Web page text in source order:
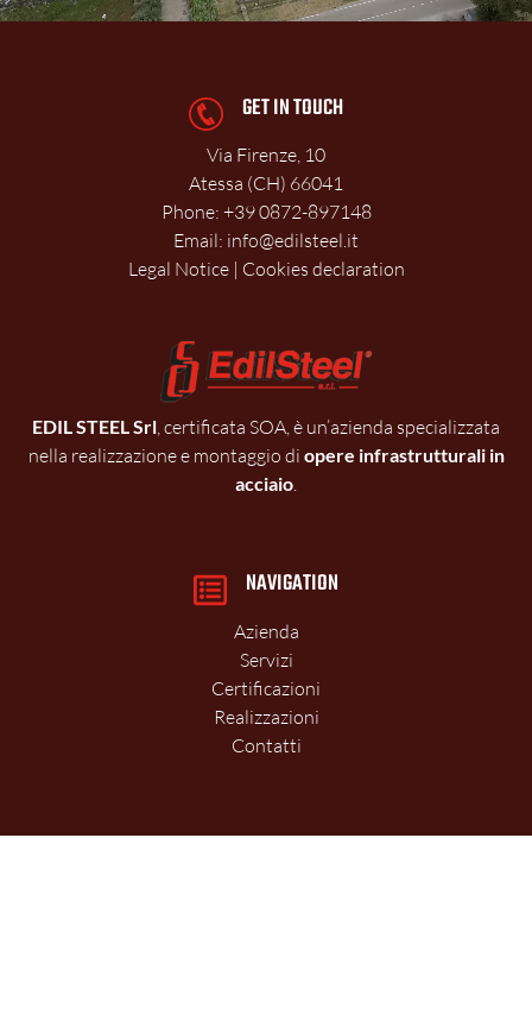
GET IN TOUCH
Via Firenze, 10
Atessa (CH) 66041
Phone: +39 0872-897148
Email: info@edilsteel.it
Legal Notice| Cookies declaration
EDIL STEEL Srl, certificata SOA, è un’azienda specializzata
nella realizzazione e montaggio di opere infrastrutturali in
acciaio.
NAVIGATION
Azienda
Servizi
Certificazioni
Realizzazioni
Contatti